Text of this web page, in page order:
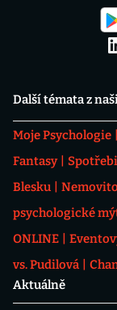
Další témata z
Moje Psychologie
Fantasy
Blesku
psychologické
ONLINE
vs. Pudilová
Aktuálně